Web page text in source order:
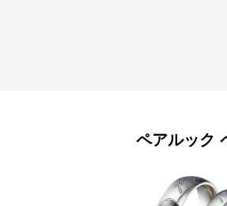
ペアルック